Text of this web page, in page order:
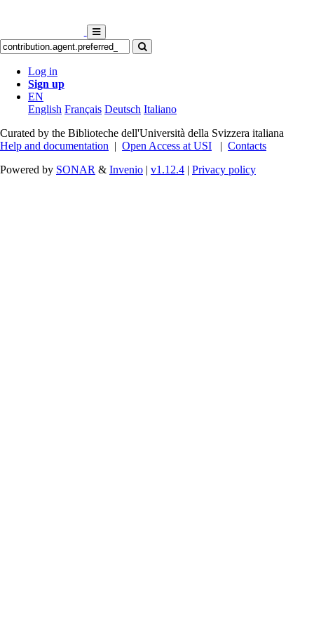
Log in
Sign up
EN
English Français Deutsch Italiano
Curated by the Biblioteche dell'Università della Svizzera italiana
Help and documentation | Open Access at USI | Contacts
Powered by SONAR & Invenio | v1.12.4 | Privacy policy